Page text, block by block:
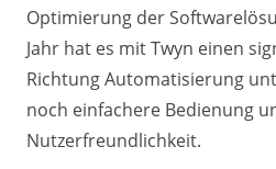
Optimierung der
Jahr hat es mit Twyn einen
Richtung Automatisierung
noch einfachere Bedienung
Nutzerfreundlichkeit.